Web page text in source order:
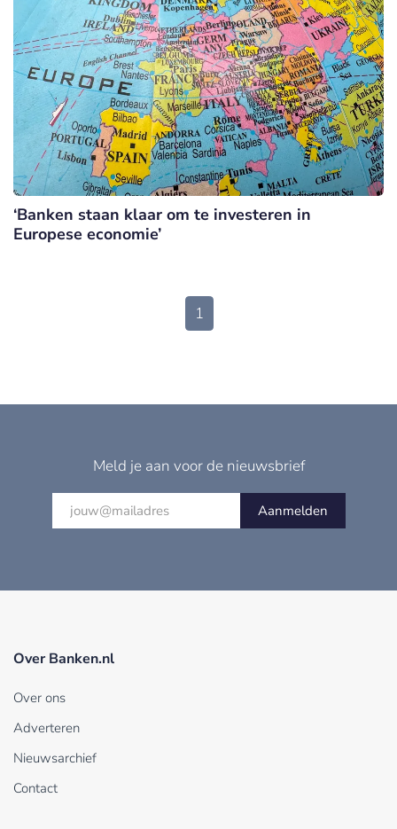
‘Banken staan klaar om te investeren in
Europese economie’
1
Meld je aan voor de nieuwsbrief
Aanmelden
Over Banken.nl
Over ons
Adverteren
Nieuwsarchief
Contact